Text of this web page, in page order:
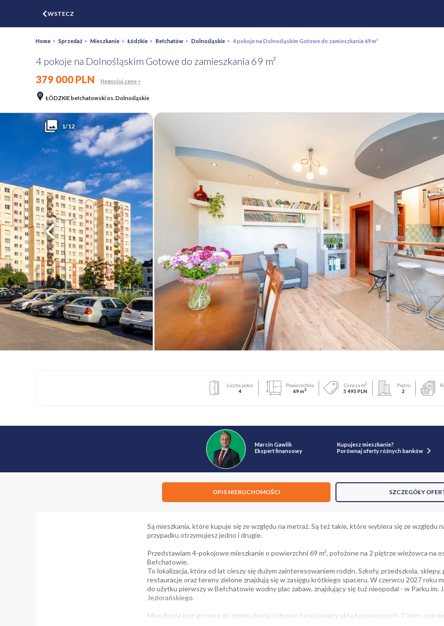
WSTECZ
Home > Sprzedaż > Mieszkanie > Łódzkie > Bełchatów > Dolnośląskie > 4 pokoje na Dolnośląskim Gotowe do zamieszkania 69 m²
4 pokoje na Dolnośląskim Gotowe do zamieszkania 69 m²
379 000 PLN
Negocjuj cenę >
ŁÓDZKIE bełchatowski os. Dolnośląskie
1/12
Liczba pokoi
4
Powierzchnia
69 m2
Cena za m2
5 493 PLN
Piętro
2
Marcin Gawlik
Ekspert finansowy
Kupujesz mieszkanie?
Porównaj oferty różnych banków
OPIS NIERUCHOMOŚCI SZCZEGÓŁY
Są mieszkania, które kupuje się ze względu na metraż. Są też takie, które wybiera się ze względu
przypadku otrzymujesz jedno i drugie.
Przedstawiam 4-pokojowe mieszkanie o powierzchni 69 m², położone na 2 piętrze wieżowca na
Bełchatowie.
To lokalizacja, która od lat cieszy się dużym zainteresowaniem rodzin. Szkoły, przedszkola,
restauracje oraz tereny zielone znajdują się w zasięgu krótkiego spaceru. W czerwcu 2027 roku
do użytku pierwszy w Bełchatowie wodny plac zabaw, znajdujący się tuż nieopodal - w Parku im.
Jeziorańskiego.
Mieszkanie jest gotowe do zamieszkania i oferuje funkcjonalny układ pomieszczeń. Cztery